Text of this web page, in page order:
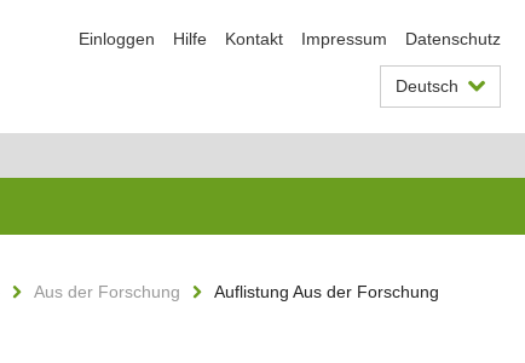
Einloggen Hilfe Kontakt Impressum Datenschutz
Deutsch
Aus der Forschung
Auflistung Aus der Forschung